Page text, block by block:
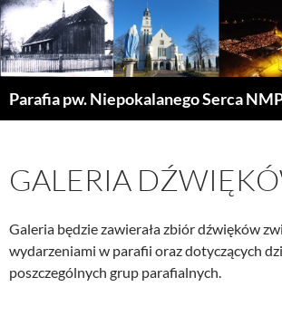
Parafia pw. Niepokalanego Serca
GALERIA
Galeria będzie zawierała zbiór dźwięków
wydarzeniami w parafii oraz dotyczących
poszczególnych grup parafialnych.